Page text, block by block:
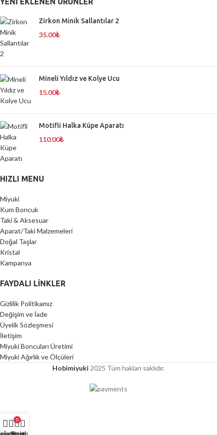
Zirkon Minik Sallantılar 2
35.00₺
Mineli Yıldız ve Kolye Ucu
15.00₺
Motifli Halka Küpe Aparatı
110.00₺
HIZLI MENU
Miyuki
Kum Boncuk
Taki & Aksesuar
Aparat/Taki Malzemeleri
Doğal Taşlar
Kristal
Kampanya
FAYDALI LİNKLER
Gizlilik Politikamız
Değişim ve İade
Üyelik Sözleşmesi
İletişim
Miyuki Boncuları Üretimi
Miyuki Ağırlık ve Ölçüleri
Hobimiyuki 2025 Tüm hakları saklıdır.
0
Sepet
Hesabım